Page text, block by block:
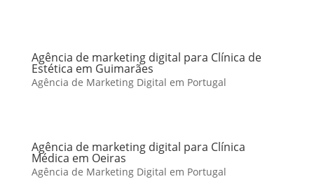
Agência de marketing digital para Clínica de
Estética em Guimarães
Agência de Marketing Digital em Portugal
Agência de marketing digital para Clínica
Médica em Oeiras
Agência de Marketing Digital em Portugal